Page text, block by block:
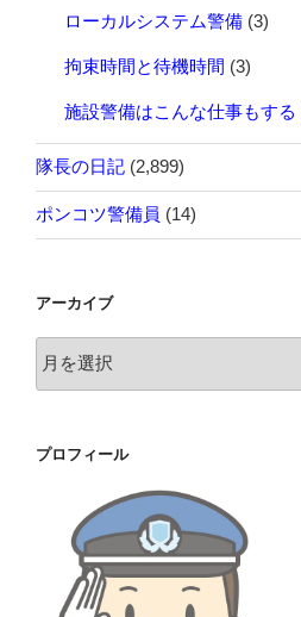
ローカルシステム警備 (3)
拘束時間と待機時間 (3)
施設警備はこんな仕事もする
隊長の日記 (2,899)
ポンコツ警備員 (14)
アーカイブ
ー
ブ
プロフィール